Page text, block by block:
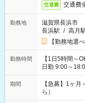
交通費 交通費
勤務地
滋賀県長浜市
長浜駅 / 高月
【勤務地選
勤務時間
【1日5時間～OK
日勤 9:00～
短 10:00～15:00 上記はあくまで一例です。 「夕方まで
宅しておきた
時間を有効に
ね。
期間
【急募】1ヶ
ら）